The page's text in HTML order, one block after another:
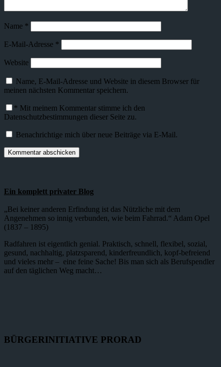
Name *
E-Mail-Adresse *
Website
Name, E-Mail-Adresse und Website in diesem Browser für
meinen nächsten Kommentar speichern.
* Mit meinem Kommentar stimme ich den
Datenschutzbestimmungen dieser Seite zu.
Benachrichtige mich über neue Beiträge via E-Mail.
Ein komplett privater Blog
„Bei keiner anderen Erfindung ist das Nützliche mit dem
Angenehmen so innig verbunden, wie beim Fahrrad.“ Adam Opel
(1837 – 1895)
Radfahren ist eigentlich genial. Praktisch, schnell, flexibel, sozial,
gesund, nachhaltig, platzsparend, kinderfreundlich, kopf-befreiend
und vieles mehr – eine feine Sache! Bis man sich als Berufspendler
auf den täglichen Weg macht…
BÜRGERINITIATIVE PRORAD